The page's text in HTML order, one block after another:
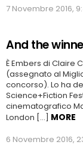
7 Novembre 2016,
And the
È Embers di Claire
(assegnato al
concorso). Lo ha
Science+Fiction
cinematografico
London […] MORE
6 Novembre 2016,